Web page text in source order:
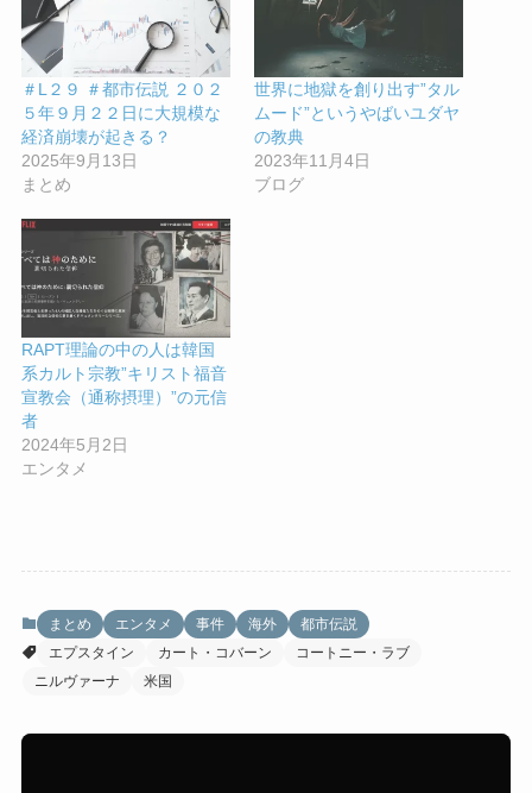
＃L２９ ＃都市伝説 ２０２
５年９月２２日に大規模な
経済崩壊が起きる？
2025年9月13日
まとめ
世界に地獄を創り出す”タル
ムード”というやばいユダヤ
の教典
2023年11月4日
ブログ
RAPT理論の中の人は韓国
系カルト宗教”キリスト福音
宣教会（通称摂理）”の元信
者
2024年5月2日
エンタメ
まとめ エンタメ 事件 海外
都市伝説
エプスタイン
カート・コバーン
コートニー・ラブ
ニルヴァーナ
米国